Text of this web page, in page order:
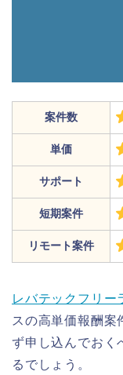
案件数
単価
サポート
短期案件
リモート案件
レバテックフリー
スの高単価報酬案
ず申し込んでおく
るでしょう。